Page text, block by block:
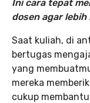
Ini cara tepat
dosen agar lebih
Saat kuliah, di
bertugas
yang
mereka
cukup